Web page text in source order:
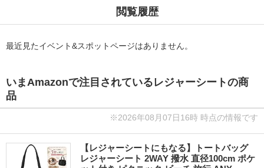
閲覧履歴
最近見たイベント&スポットページはありません。
いまAmazonで注目されているレジャーシートの商
品
※2026年08月07日16時 時点の情報です
【レジャーシートにもなる】トートバッグ
レジャーシート 2WAY 撥水 直径100cm ポケ